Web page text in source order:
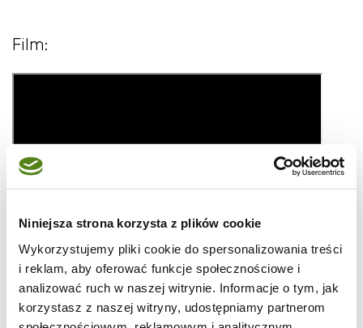
Niniejsza strona korzysta z plików cookie
Wykorzystujemy pliki cookie do spersonalizowania treści
i reklam, aby oferować funkcje społecznościowe i
analizować ruch w naszej witrynie. Informacje o tym, jak
korzystasz z naszej witryny, udostępniamy partnerom
Film: